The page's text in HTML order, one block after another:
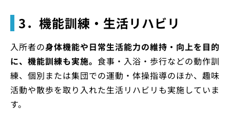
3．機能訓練・生活リハビリ
入所者の身体機能や日常生活能力の維持・向上を目的
に、機能訓練も実施。 食事・入浴・歩行などの動作訓
練、個別または集団での運動・体操指導のほか、趣味
活動や散歩を取り入れた生活リハビリも実施していま
す。